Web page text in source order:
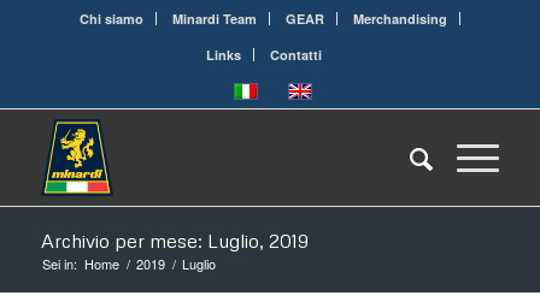
Chi siamo Minardi Team GEAR
Merchandising
Links
Contatti
Archivio per mese: Luglio, 2019
Sei in: Home / 2019 / Luglio